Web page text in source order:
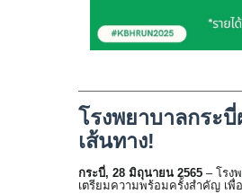
โรงพยาบาลกระ
เส้นทาง!
กระบี่, 28 มิถุนายน 2565 – โรง
เตรียมความพร้อมครั้งสำคัญ เพื่